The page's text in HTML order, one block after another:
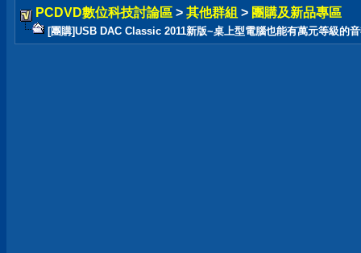
PCDVD數位科技討論區 > 其他群組 > 團購及新品專區
[團購]USB DAC Classic 2011新版~桌上型電腦也能有萬元等級的